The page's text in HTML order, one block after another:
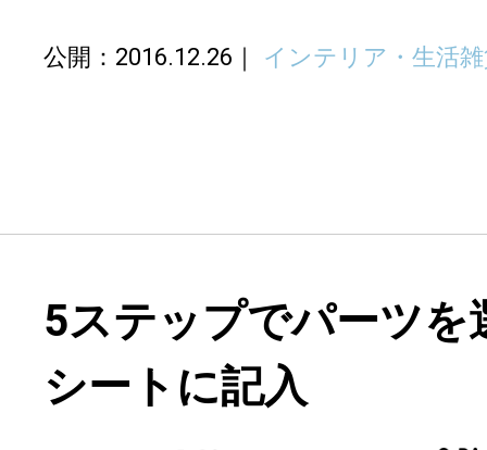
公開：2016.12.26 インテリア・生活
5ステップでパーツを
シートに記入